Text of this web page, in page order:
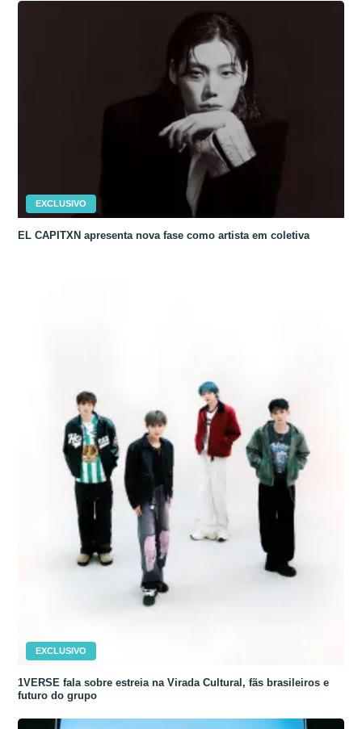
EXCLUSIVO
EL CAPITXN apresenta nova fase como artista em coletiva
EXCLUSIVO
1VERSE fala sobre estreia na Virada Cultural, fãs brasileiros e
futuro do grupo